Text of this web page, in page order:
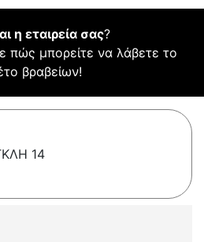
η εταιρεία σας?
πώς μπορείτε να λάβετε το
βραβείων!
14